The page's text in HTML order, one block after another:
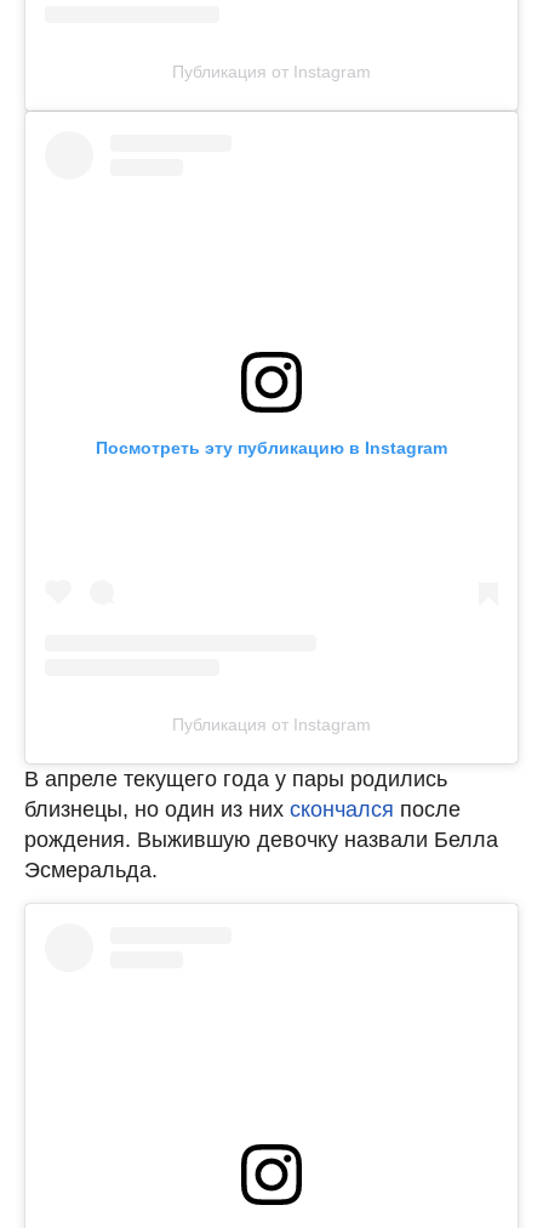
Публикация от Instagram
Посмотреть эту публикацию в Instagram
Публикация от Instagram
В апреле текущего года у пары родились
близнецы, но один из них скончался после
рождения. Выжившую девочку назвали Белла
Эcмеральда.